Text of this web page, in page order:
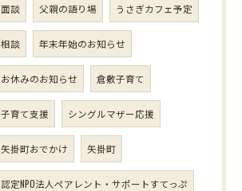
面談 父親の語り場 うさぎカフェ予定
相談 年末年始のお知らせ
お休みのお知らせ 倉敷子育て
子育て支援 シングルマザー応援
矢掛町おでかけ 矢掛町
認定NPO法人ペアレント・サポートすてっぷ